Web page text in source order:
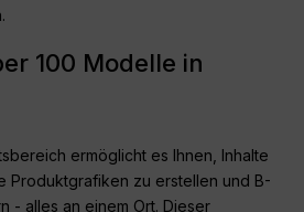
100 Modelle in
ermöglicht es Ihnen, Inhalte
Produktgrafiken zu erstellen und B-
- alles an einem Ort. Dieser